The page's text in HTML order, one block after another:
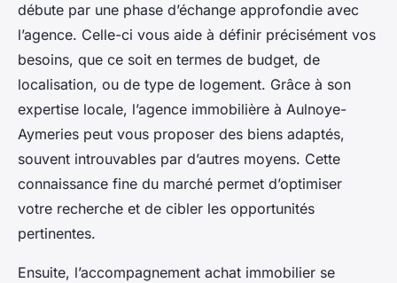
débute par une phase d’échange approfondie avec
l’agence. Celle-ci vous aide à définir précisément vos
besoins, que ce soit en termes de budget, de
localisation, ou de type de logement. Grâce à son
expertise locale, l’agence immobilière à Aulnoye-
Aymeries peut vous proposer des biens adaptés,
souvent introuvables par d’autres moyens. Cette
connaissance fine du marché permet d’optimiser
votre recherche et de cibler les opportunités
pertinentes.
Ensuite, l’accompagnement achat immobilier se